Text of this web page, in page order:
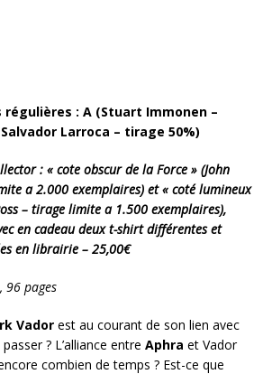
régulières : A (Stuart Immonen –
Larroca – tirage 50%)
: « cote obscur de la Force » (John
a 2.000 exemplaires) et « coté lumineux
– tirage limite a 1.500 exemplaires),
en cadeau deux t-shirt différentes et
en librairie – 25,00€
96 pages
Vador est au courant de son lien avec
? L’alliance entre Aphra et Vador
combien de temps ? Est-ce que